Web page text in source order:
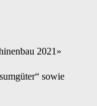
2021»
sowie